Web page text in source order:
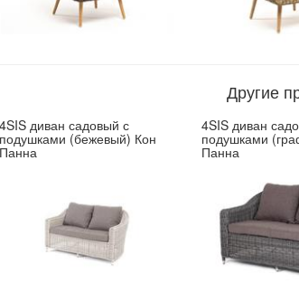
Другие
4SIS диван садовый с
подушками (бежевый) Кон
Панна
4SIS диван
подушками
Панна